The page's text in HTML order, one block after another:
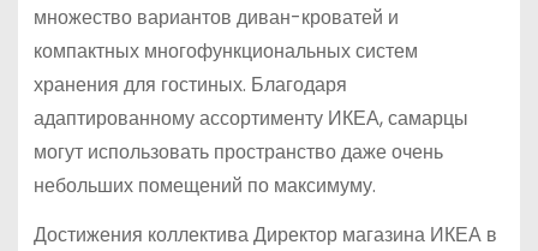
множество вариантов диван-кроватей и
компактных многофункциональных систем
хранения для гостиных. Благодаря
адаптированному ассортименту ИКЕА, самарцы
могут использовать пространство даже очень
небольших помещений по максимуму.
Достижения коллектива Директор магазина ИКЕА в